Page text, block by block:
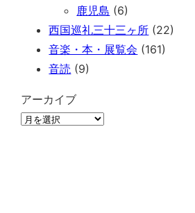
鹿児島 (6)
西国巡礼三十三ヶ所 (22)
音楽・本・展覧会 (161)
音読 (9)
アーカイブ